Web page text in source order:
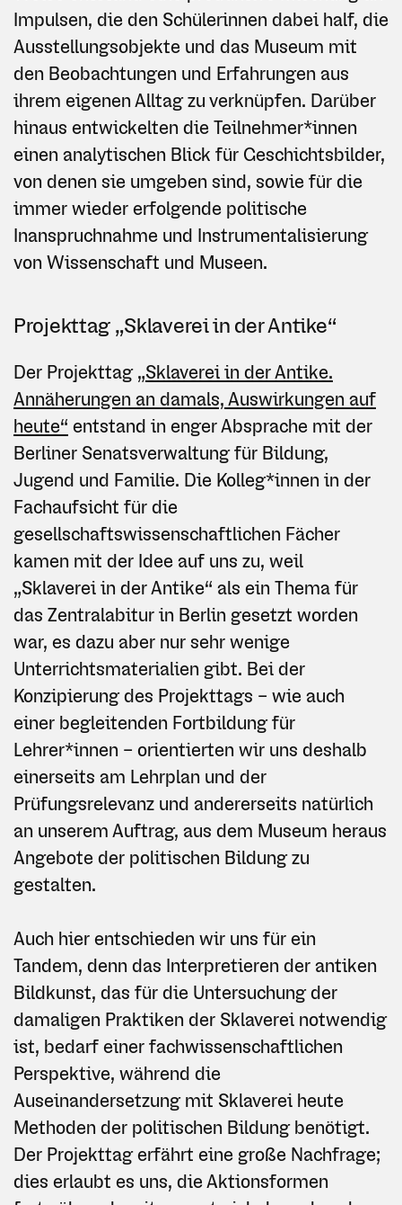
Impulsen, die den Schülerinnen dabei half, die
Ausstellungsobjekte und das Museum mit
den Beobachtungen und Erfahrungen aus
ihrem eigenen Alltag zu verknüpfen. Darüber
hinaus entwickelten die Teilnehmer*innen
einen analytischen Blick für Geschichtsbilder,
von denen sie umgeben sind, sowie für die
immer wieder erfolgende politische
Inanspruchnahme und Instrumentalisierung
von Wissenschaft und Museen.
Projekttag „Sklaverei in der Antike“
Der Projekttag „Sklaverei in der Antike.
Annäherungen an damals, Auswirkungen auf
heute“ entstand in enger Absprache mit der
Berliner Senatsverwaltung für Bildung,
Jugend und Familie. Die Kolleg*innen in der
Fachaufsicht für die
gesellschaftswissenschaftlichen Fächer
kamen mit der Idee auf uns zu, weil
„Sklaverei in der Antike“ als ein Thema für
das Zentralabitur in Berlin gesetzt worden
war, es dazu aber nur sehr wenige
Unterrichtsmaterialien gibt. Bei der
Konzipierung des Projekttags – wie auch
einer begleitenden Fortbildung für
Lehrer*innen – orientierten wir uns deshalb
einerseits am Lehrplan und der
Prüfungsrelevanz und andererseits natürlich
an unserem Auftrag, aus dem Museum heraus
Angebote der politischen Bildung zu
gestalten.
Auch hier entschieden wir uns für ein
Tandem, denn das Interpretieren der antiken
Bildkunst, das für die Untersuchung der
damaligen Praktiken der Sklaverei notwendig
ist, bedarf einer fachwissenschaftlichen
Perspektive, während die
Auseinandersetzung mit Sklaverei heute
Methoden der politischen Bildung benötigt.
Der Projekttag erfährt eine große Nachfrage;
dies erlaubt es uns, die Aktionsformen